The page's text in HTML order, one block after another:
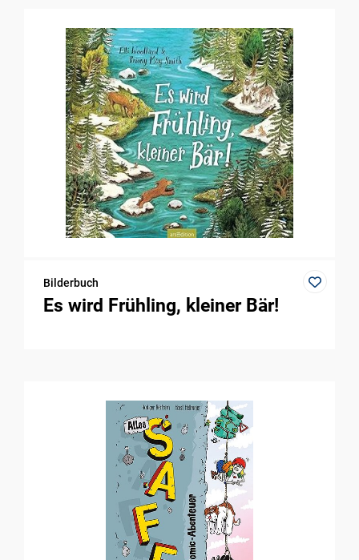
Bilderbuch
Es wird Frühling, kleiner Bär!